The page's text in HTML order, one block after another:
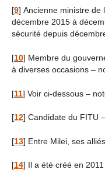
[9] Ancienne ministre de
décembre 2015 à
sécurité depuis
[10] Membre du
à diverses occasions –
[11] Voir ci-dessous –
[12] Candidate du FITU
[13] Entre Milei, ses
[14] Il a été créé en